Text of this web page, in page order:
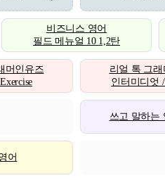
비즈니스 영어
필드 메뉴얼 10 1,2탄
머인유즈
리얼 톡 그
인터미디엇 /
쓰고 말하는
어